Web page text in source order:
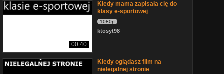
00:40
Kiedy mama zapisała cię do
klasy e-sportowej
1080p
ktosyt98
Kiedy oglądasz film na
nielegalnej stronie